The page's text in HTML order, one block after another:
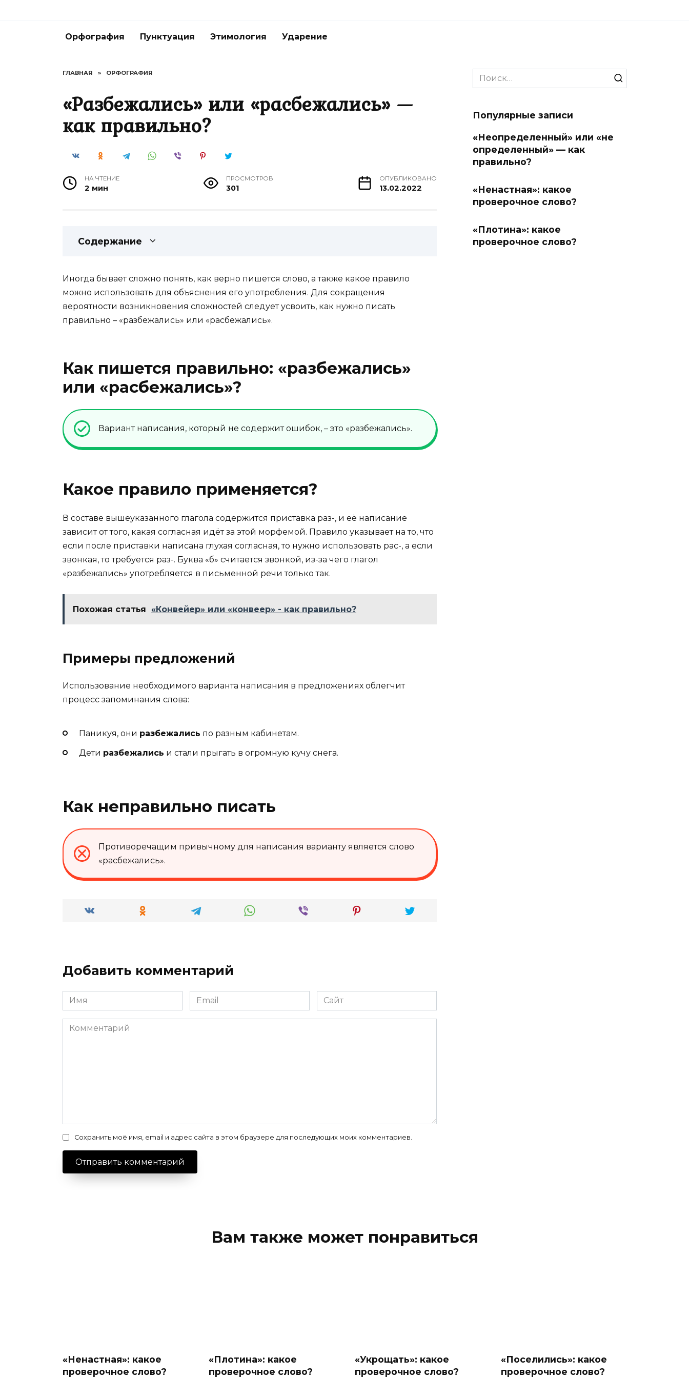
Орфография Пунктуация Этимология Ударение
ГЛАВНАЯ » ОРФОГРАФИЯ
«Разбежались» или «расбежались» —
как правильно?
НА ЧТЕНИЕ
2 мин
ПРОСМОТРОВ
301
ОПУБЛИКОВАНО
13.02.2022
Содержание
Иногда бывает сложно понять, как верно пишется слово, а также какое правило
можно использовать для объяснения его употребления. Для сокращения
вероятности возникновения сложностей следует усвоить, как нужно писать
правильно – «разбежались» или «расбежались».
Как пишется правильно: «разбежались»
или «расбежались»?
Вариант написания, который не содержит ошибок, – это «разбежались».
Какое правило применяется?
В составе вышеуказанного глагола содержится приставка раз-, и её написание
зависит от того, какая согласная идёт за этой морфемой. Правило указывает на то, что
если после приставки написана глухая согласная, то нужно использовать рас-, а если
звонкая, то требуется раз-. Буква «б» считается звонкой, из-за чего глагол
«разбежались» употребляется в письменной речи только так.
Похожая статья «Конвейер» или «конвеер» - как правильно?
Примеры предложений
Использование необходимого варианта написания в предложениях облегчит
процесс запоминания слова:
Паникуя, они разбежались по разным кабинетам.
Дети разбежались и стали прыгать в огромную кучу снега.
Как неправильно писать
Противоречащим привычному для написания варианту является слово
«расбежались».
Добавить комментарий
Имя
*
Email
*
Сайт
Комментарий
Сохранить моё имя, email и адрес сайта в этом браузере для последующих моих комментариев.
Search
for:
Популярные записи
«Неопределенный» или «не
определенный» — как
правильно?
«Ненастная»: какое
проверочное слово?
«Плотина»: какое
проверочное слово?
Вам также может понравиться
«Ненастная»: какое
проверочное слово?
«Плотина»: какое
проверочное слово?
«Укрощать»: какое
проверочное слово?
«Поселились»: какое
проверочное слово?